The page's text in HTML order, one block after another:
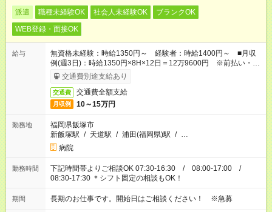
派遣 職種未経験OK 社会人未経験OK
ブランクOK
WEB登録・面接OK
給与
無資格未経験：時給1350円～ 経験者：時給1400円～ ■月収
例(週3日)：時給1350円×8H×12日＝12万9600円 ※前払い・日
払い・週払いOK
交通費別途支給あり
交通費 交通費全額支給
月収例 10～15万円
勤務地
福岡県飯塚市
新飯塚駅 / 天道駅 / 浦田(福岡県)駅 / …
病院
勤務時間
下記時間帯よりご相談OK 07:30-16:30 / 08:00-17:00 /
08:30-17:30 ＊シフト固定の相談もOK！
期間 長期のお仕事です。開始日はご相談ください！ ※急募